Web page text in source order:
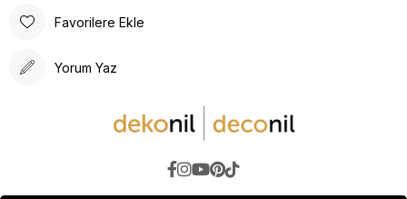
Favorilere Ekle
Yorum Yaz